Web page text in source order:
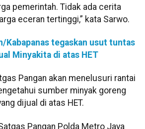
pemerintah. Tidak ada cerita
eceran tertinggi,” kata Sarwo.
Kabapanas tegaskan usut tuntas
Minyakita di atas HET
Pangan akan menelusuri rantai
sumber minyak goreng
dijual di atas HET.
Pangan Polda Metro Jaya